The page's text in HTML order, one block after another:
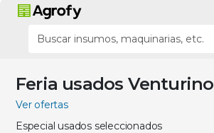
Feria usados Venturino
Ver ofertas
Especial usados seleccionados